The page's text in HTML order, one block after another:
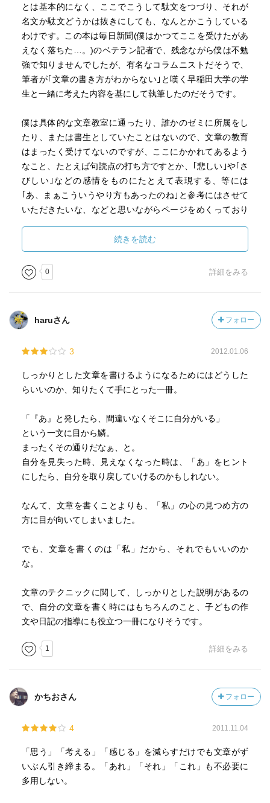
とは基本的になく、ここでこうして駄文をつづり、それが
名文か駄文どうかは抜きにしても、なんとかこうしている
わけです。この本は毎日新聞(僕はかつてここを受けたがあ
えなく落ちた…。)のベテラン記者で、残念ながら僕は不勉
強で知りませんでしたが、有名なコラムニストだそうで、
筆者が｢文章の書き方がわからない｣と嘆く早稲田大学の学
生と一緒に考えた内容を基にして執筆したのだそうです。
僕は具体的な文章教室に通ったり、誰かのゼミに所属をし
たり、または書生としていたことはないので、文章の教育
はまったく受けてないのですが、ここにかかれてあるよう
なこと、たとえば句読点の打ち方ですとか、｢悲しい｣や｢さ
びしい｣などの感情をものにたとえて表現する、等には
｢あ、まぁこういうやり方もあったのね｣と参考にはさせて
いただきたいな、などと思いながらページをめくっており
しかし、ところどころに掲載されてあるたとえば、岸部一
徳をどう描写するか？などの｢問題｣については、申し訳あ
りませんがスルーさせていただきました。こういうこと
よく｢てにをは｣がなっていないっていない文章はよろしく
るのかわからなかったので、そういうことが確認できたと
いう意味で、この本は読む価値があったと思っています。
これを読んで文章力が上がるかどうかはわかりませんが、
て、それに勝る喜びはございません。
続きを読む
0 詳細をみる
haruさん フォロー
3 2012.01.06
しっかりとした文章を書けるようになるためにはどうした
らいいのか、知りたくて手にとった一冊。
「『あ』と発したら、間違いなくそこに自分がいる」
という一文に目から鱗。
まったくその通りだなぁ、と。
自分を見失った時、見えなくなった時は、「あ」をヒント
にしたら、自分を取り戻していけるのかもしれない。
なんて、文章を書くことよりも、「私」の心の見つめ方の
方に目が向いてしまいました。
でも、文章を書くのは「私」だから、それでもいいのか
な。
文章のテクニックに関して、しっかりとした説明があるの
で、自分の文章を書く時にはもちろんのこと、子どもの作
文や日記の指導にも役立つ一冊になりそうです。
1 詳細をみる
かちおさん フォロー
4 2011.11.04
「思う」「考える」「感じる」を減らすだけでも文章がず
いぶん引き締まる。「あれ」「それ」「これ」も不必要に
多用しない。